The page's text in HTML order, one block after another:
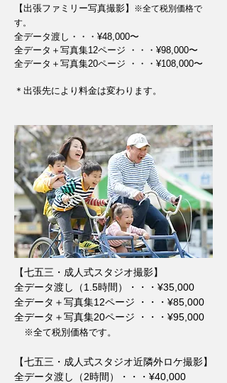
【​出張ファミリー写真撮影】 ※全て税別価格で
す。
全データ渡し・・・¥48,000〜
全データ＋写真集12ページ ・・・¥98,000〜
全データ＋写真集20ページ ・・・¥108,000〜
＊出張先により料金は変わります。
【​七五三・成人式スタジオ撮影】
全データ渡し（1.5時間）・・・¥35,000
全データ＋写真集12ページ ・・・¥85,000
全データ＋写真集20ページ ・・・¥95,000
※全て税別価格です。
【​​七五三・成人式スタジオ近隣外ロケ撮影】
全データ渡し（2時間）・・・¥40,000